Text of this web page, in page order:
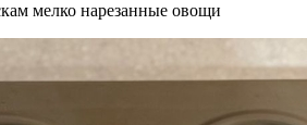
мелко нарезанные овощи